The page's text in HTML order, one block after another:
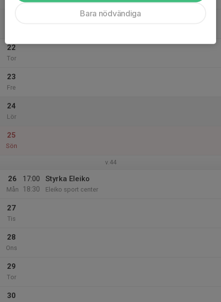
22
Tor
23
Fre
24
Lör
25
Sön
v.44
26
Mån
17:00
18:30
Styrka Eleiko
Eleiko sport center
27
Tis
28
Ons
29
Tor
30
Bara nödvändiga